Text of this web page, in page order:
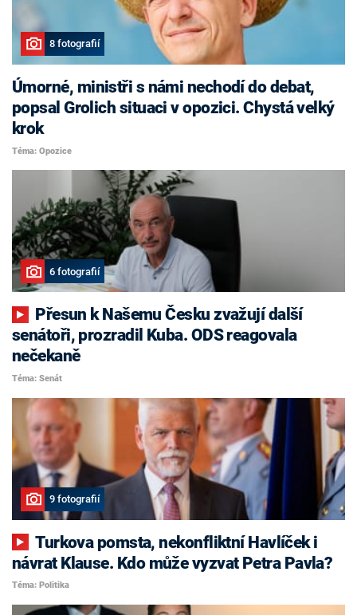
8 fotografií
Úmorné, ministři s námi nechodí do debat,
popsal Grolich situaci v opozici. Chystá velký
krok
Téma: Opozice
6 fotografií
senátoři, prozradil Kuba. ODS reagovala
nečekaně
Téma: Senát
9 fotografií
Turkova pomsta, nekonfliktní Havlíček i
návrat Klause. Kdo může vyzvat Petra Pavla?
Téma: Politika